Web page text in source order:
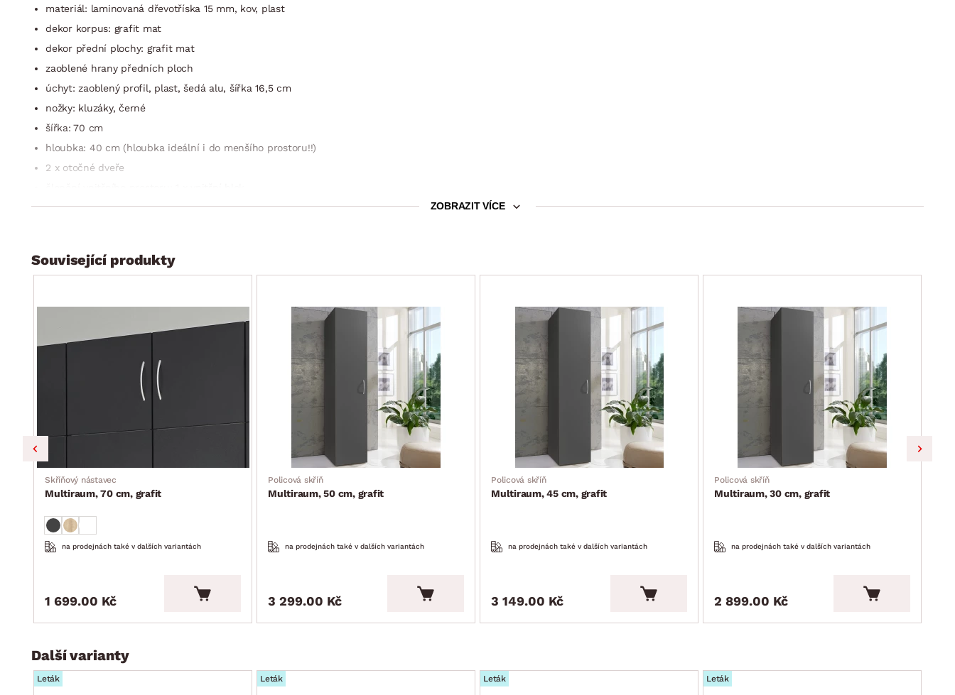
materiál: laminovaná dřevotříska 15 mm, kov, plast
dekor korpus: grafit mat
dekor přední plochy: grafit mat
zaoblené hrany předních ploch
úchyt: zaoblený profil, plast, šedá alu, šířka 16,5 cm
nožky: kluzáky, černé
šířka: 70 cm
hloubka: 40 cm (hloubka ideální i do menšího prostoru!!)
2 x otočné dveře
vnitřní blok: úložný prostor, 5 x vnitřní police (výškově nastavitelné)
víceúčelový program nábytku Multiraum je vhodný pro univerzální zařizování všech místností – kombinací jednotlivých dílů snadno zařídíte šatnu, ložnici, pracovnu, domácí dílnu,
ZOBRAZIT VÍCE
Související produkty
Skříňový nástavec
Multiraum, 70 cm, grafit
na prodejnách také v dalších variantách
1 699.00 Kč
Policová skříň
Multiraum, 50 cm, grafit
na prodejnách také v dalších variantách
3 299.00 Kč
Policová skříň
Multiraum, 45 cm, grafit
na prodejnách také v dalších variantách
3 149.00 Kč
Policová skříň
Multiraum, 30 cm, grafit
na prodejnách také v dalších variantách
2 899.00 Kč
Další varianty
Leták Leták Leták Leták